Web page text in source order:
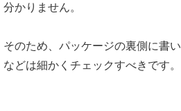
分かりません。
そのため、パッケージの裏側に書
などは細かくチェックすべきです。